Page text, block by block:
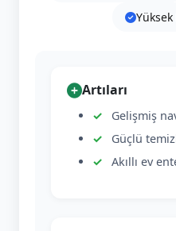
Artıları
Gelişmiş
Güçlü
Akıllı ev